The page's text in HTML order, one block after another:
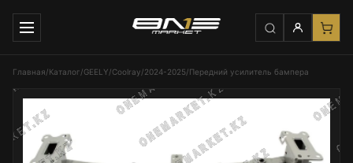
Главная/Каталог/GEELY/Coolray/2024-2025/Передний усилитель бампера